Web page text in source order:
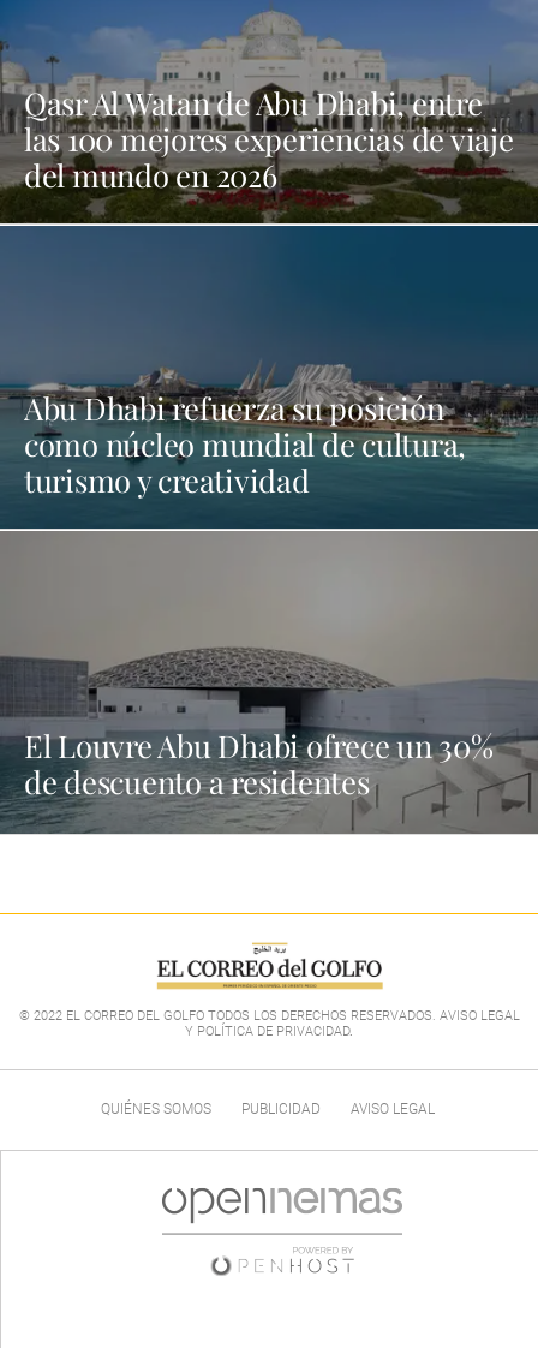
Qasr Al Watan de Abu Dhabi, entre
las 100 mejores experiencias de viaje
del mundo en 2026
Abu Dhabi refuerza su posición
como núcleo mundial de cultura,
turismo y creatividad
El Louvre Abu Dhabi ofrece un 30%
de descuento a residentes
© 2022 EL CORREO DEL GOLFO TODOS LOS DERECHOS RESERVADOS. AVISO LEGAL
Y POLÍTICA DE PRIVACIDAD.
QUIÉNES SOMOS PUBLICIDAD AVISO LEGAL